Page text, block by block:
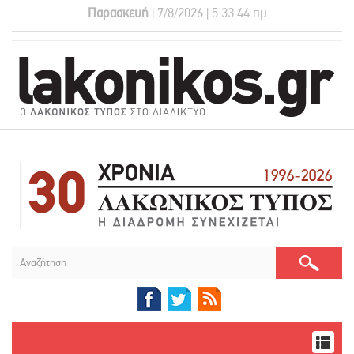
Παρασκευή | 7/8/2026 | 5:33:44 πμ